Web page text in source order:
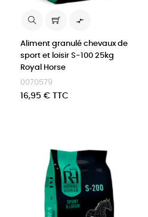

Aliment granulé chevaux de
sport et loisir S-100 25kg
Royal Horse
0070579
Prix
16,95 € TTC